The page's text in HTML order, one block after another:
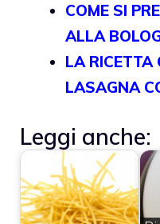
COME SI
ALLA
LA RICETTA
LASAGNA
Leggi anche: